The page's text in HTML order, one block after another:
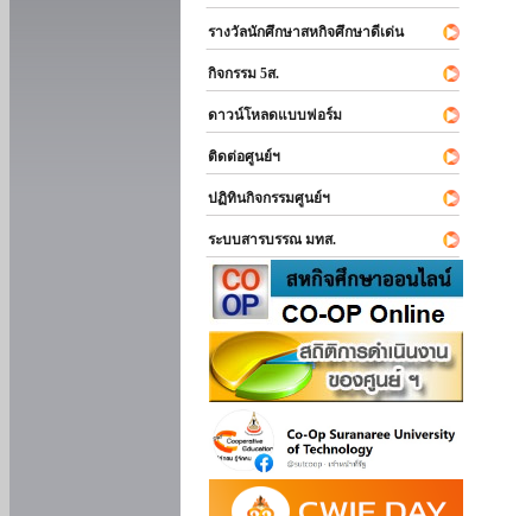
รางวัลนักศึกษาสหกิจศึกษาดีเด่น
กิจกรรม 5ส.
ดาวน์โหลดแบบฟอร์ม
ติดต่อศูนย์ฯ
ปฏิทินกิจกรรมศูนย์ฯ
ระบบสารบรรณ มทส.